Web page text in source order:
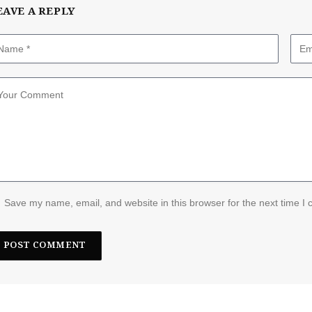
A REPLY
Save my name, email, and website in this browser for the next time I